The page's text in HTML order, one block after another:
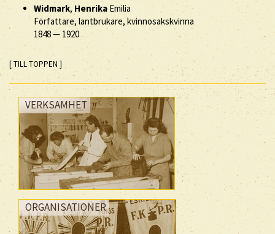
Widmark, HenrikaEmilia
Författare, lantbrukare, kvinnosakskvinna
1848— 1920
[ TILL TOPPEN ]
VERKSAMHET
ORGANISATIONER